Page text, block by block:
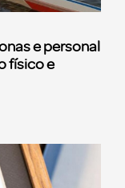
e personal
físico e